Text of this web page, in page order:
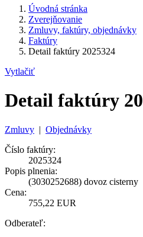
Úvodná stránka
Zverejňovanie
Zmluvy, faktúry, objednávky
Faktúry
Detail faktúry 2025324
Vytlačiť
Detail faktúry
Zmluvy | Objednávky
Číslo faktúry:
2025324
Popis plnenia:
(3030252688) dovoz cisterny
Cena:
755,22 EUR
Odberateľ: